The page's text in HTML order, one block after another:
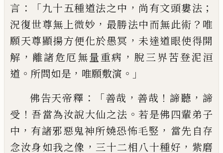
言 ：「九十五種道法之中 ， 尚有文頭婁法 ；
況復世尊無上微妙 ， 最勝法中而無此術 ？ 唯
願天尊顯揚方便化於愚冥 ， 未達道眼使得開
解 ， 離諸危厄無量重病 ， 脫三界苦登泥洹
道 。 所問如是 ， 唯願敷演 。」
佛告天帝釋 ：「善哉 ， 善哉 ！ 諦聽 ， 諦
受 ！ 吾當為汝說大仙之法 。 若是佛四輩弟子
中 ， 有諸邪惡鬼神所嬈恐怖毛竪 ， 當先自存
念汝身如我之像 ， 三十二相八十種好 ， 紫磨